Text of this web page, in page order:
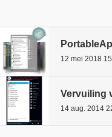
12 mei 2018
14 aug. 2014